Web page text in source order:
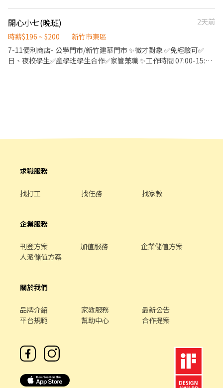
時間就是店的營業時間。營業時間如下： (一)~(五) 07:30 ~ 22:00
(六) 09:30 ~ 21:30 (日) 09:30 ~ 18:30
風格; 3. 輔助陳列工作,以確保良好的購物環境; 如果您具備下列特質,
歡迎加入我們! 1. 為顧客服務充滿熱情; 2. 具有良好的溝通能力,能透
有效地與顧客和團隊互動,已達成店鋪目標; 3. 喜歡與人互動,為我們
的顧客提供卓越的體驗; 4. 樂於學習與成長; 【薪資福利】 1. 兼職夥
開心小七(晚班)
2天前
時薪$196 ~ $200
新竹市東區
7-11便利商店- 公學門市/新竹建華門市 ✨徵才對象 ✅免經驗可✅
日、夜校學生✅產學班學生合作✅家管兼職 ✨工作時間 07:00-15:00
求職服務
找打工 找任務 找家教
企業服務
刊登方案 加值服務
企業儲值方案
人派儲值方案
關於我們
品牌介紹 家教服務
最新公告
平台規範
幫助中心 合作提案